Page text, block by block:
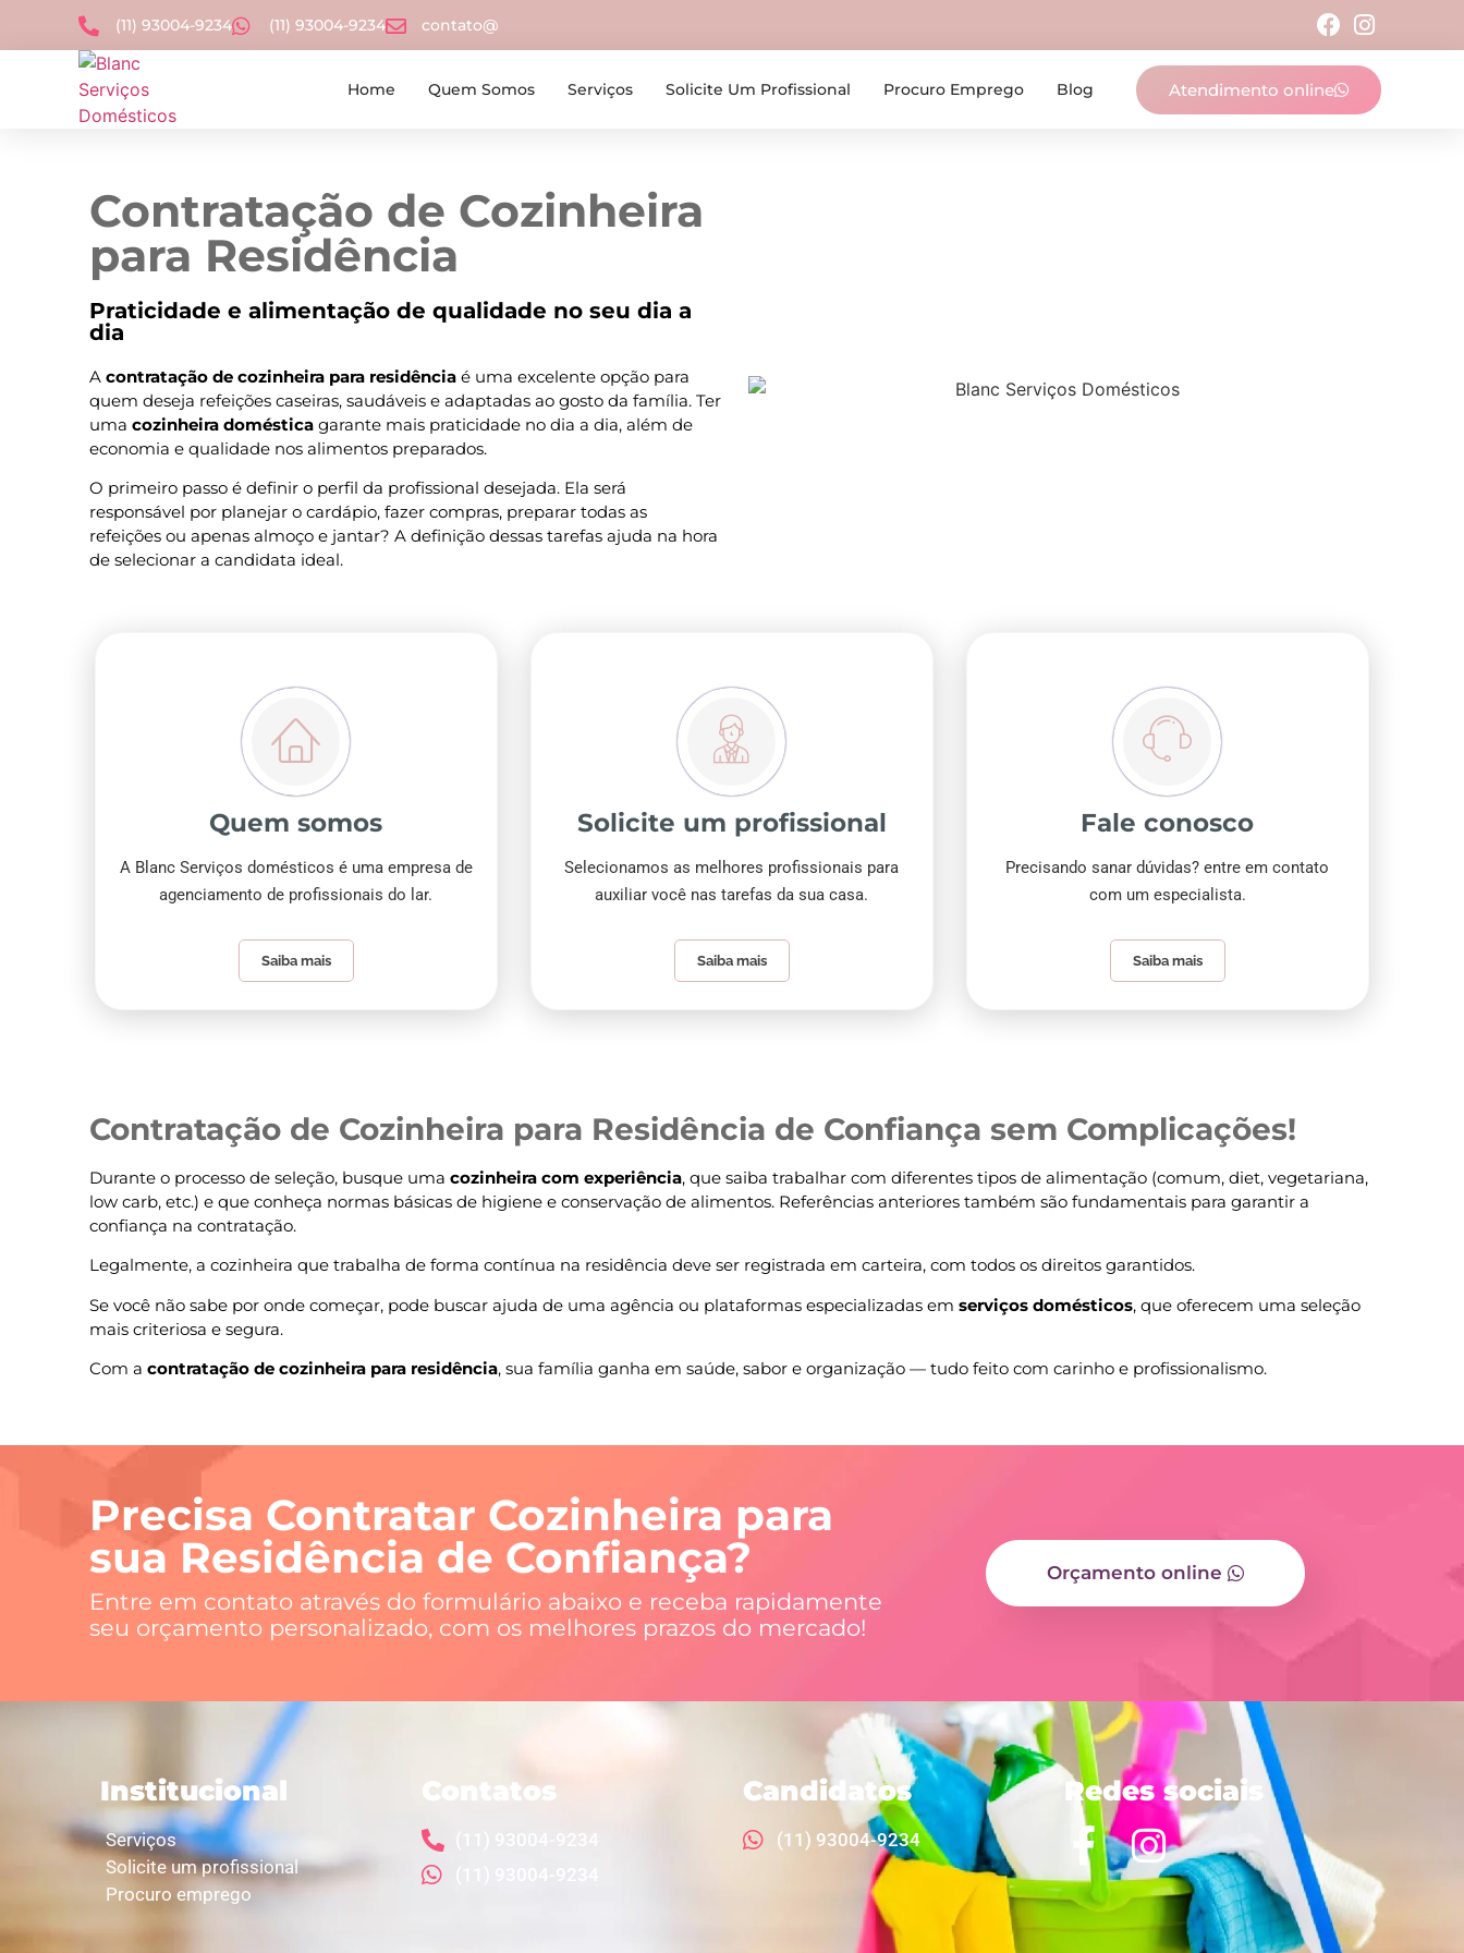
(11) 93004-9234 (11) 93004-9234 contato@
Home Quem Somos Serviços Solicite Um Profissional Procuro Emprego Blog Atendimento online
Contratação de Cozinheira
para Residência
Praticidade e alimentação de qualidade no seu dia a
dia
A contratação de cozinheira para residência é uma excelente opção para
quem deseja refeições caseiras, saudáveis e adaptadas ao gosto da família. Ter
uma cozinheira doméstica garante mais praticidade no dia a dia, além de
economia e qualidade nos alimentos preparados.
O primeiro passo é definir o perfil da profissional desejada. Ela será
responsável por planejar o cardápio, fazer compras, preparar todas as
refeições ou apenas almoço e jantar? A definição dessas tarefas ajuda na hora
de selecionar a candidata ideal.
Quem somos
A Blanc Serviços domésticos é uma empresa de
agenciamento de profissionais do lar.
Saiba mais
Solicite um profissional
Selecionamos as melhores profissionais para
auxiliar você nas tarefas da sua casa.
Saiba mais
Fale conosco
Precisando sanar dúvidas? entre em contato
com um especialista.
Saiba mais
Contratação de Cozinheira para Residência de Confiança sem Complicações!
Durante o processo de seleção, busque uma cozinheira com experiência, que saiba trabalhar com diferentes tipos de alimentação (comum, diet, vegetariana,
low carb, etc.) e que conheça normas básicas de higiene e conservação de alimentos. Referências anteriores também são fundamentais para garantir a
confiança na contratação.
Legalmente, a cozinheira que trabalha de forma contínua na residência deve ser registrada em carteira, com todos os direitos garantidos.
Se você não sabe por onde começar, pode buscar ajuda de uma agência ou plataformas especializadas em serviços domésticos, que oferecem uma seleção
mais criteriosa e segura.
Com a contratação de cozinheira para residência, sua família ganha em saúde, sabor e organização — tudo feito com carinho e profissionalismo.
Precisa Contratar Cozinheira para
sua Residência de Confiança?
Entre em contato através do formulário abaixo e receba rapidamente
seu orçamento personalizado, com os melhores prazos do mercado!
Orçamento online
Institucional
Serviços
Solicite um profissional
Procuro emprego
Contatos Candidatos
(11) 93004-9234
Redes sociais